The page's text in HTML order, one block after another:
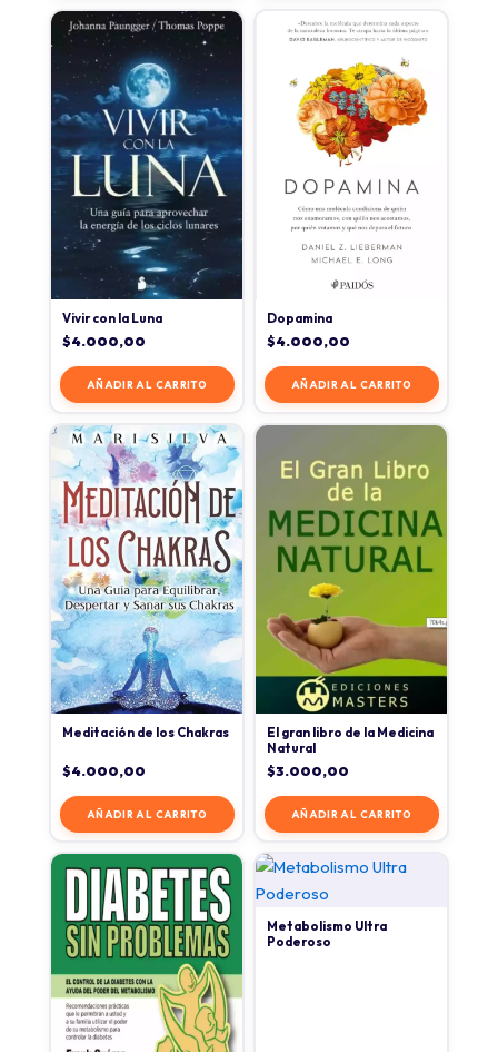
Vivir con la Luna
$4.000,00
AÑADIR AL CARRITO
Dopamina
$4.000,00
AÑADIR AL CARRITO
Meditación de los Chakras
$4.000,00
AÑADIR AL CARRITO
El gran libro de la Medicina
Natural
$3.000,00
AÑADIR AL CARRITO
Metabolismo Ultra
Poderoso